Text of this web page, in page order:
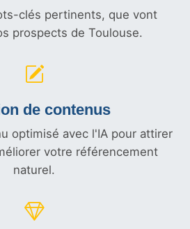
clés pertinents, que vont
prospects de Toulouse.
de contenus
optimisé avec l'IA pour attirer
votre référencement
naturel.